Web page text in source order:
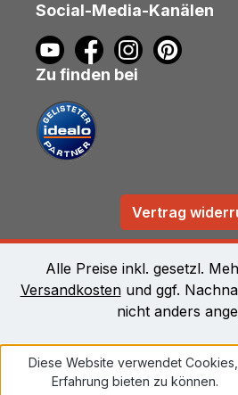
Social-Media-Kanälen
Zu finden bei
Vertrag
Alle Preise inkl. gesetzl.
Versandkostenund ggf.
nicht anders
Diese Website verwendet
Erfahrung bieten zu können.